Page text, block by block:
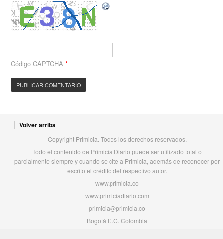
Código CAPTCHA *
Volver arriba
Copyright Primicia. Todos los derechos reservados.
Todo el contenido de Primicia Diario puede ser utilizado total o
parcialmente siempre y cuando se cite a Primicia, además de reconocer por
escrito el crédito del respectivo autor.
www.primicia.co
www.primiciadiario.com
primicia@primicia.co
Bogotá D.C. Colombia